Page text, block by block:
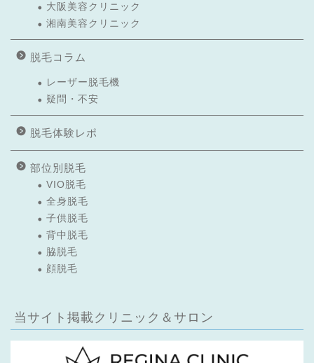
大阪美容クリニック
湘南美容クリニック
脱毛コラム
レーザー脱毛機
疑問・不安
脱毛体験レポ
部位別脱毛
VIO脱毛
全身脱毛
子供脱毛
背中脱毛
脇脱毛
顔脱毛
当サイト掲載クリニック＆サロン